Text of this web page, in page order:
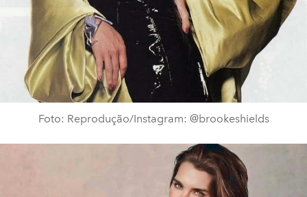
Foto: Reprodução/Instagram: @brookeshields